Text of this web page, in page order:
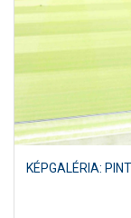
KÉPGALÉRIA: